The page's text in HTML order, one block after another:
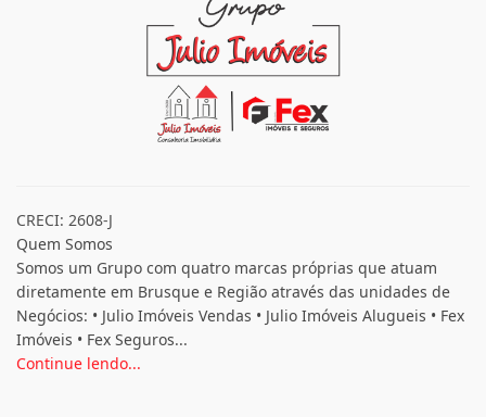
CRECI: 2608-J
Quem Somos
Somos um Grupo com quatro marcas próprias que atuam
diretamente em Brusque e Região através das unidades de
Negócios: • Julio Imóveis Vendas • Julio Imóveis Alugueis • Fex
Imóveis • Fex Seguros...
Continue lendo...